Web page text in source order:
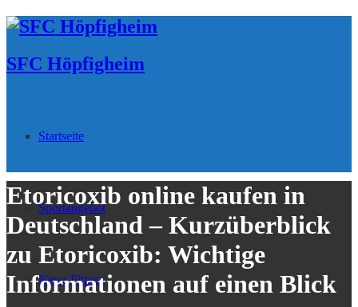
SFC Höpfigheim
Startseite
Sportangebot
Fitness
News
Etoricoxib online kaufen in
Deutschland – Kurzüberblick
zu Etoricoxib: Wichtige
Informationen auf einen Blick